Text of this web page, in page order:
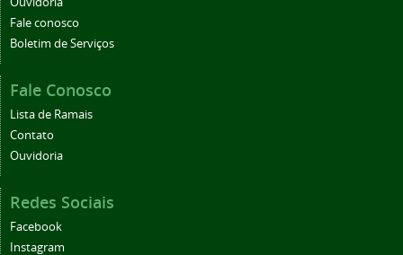
Fale conosco
Boletim de Serviços
Fale Conosco
Lista de Ramais
Contato
Ouvidoria
Redes Sociais
Facebook
Instagram